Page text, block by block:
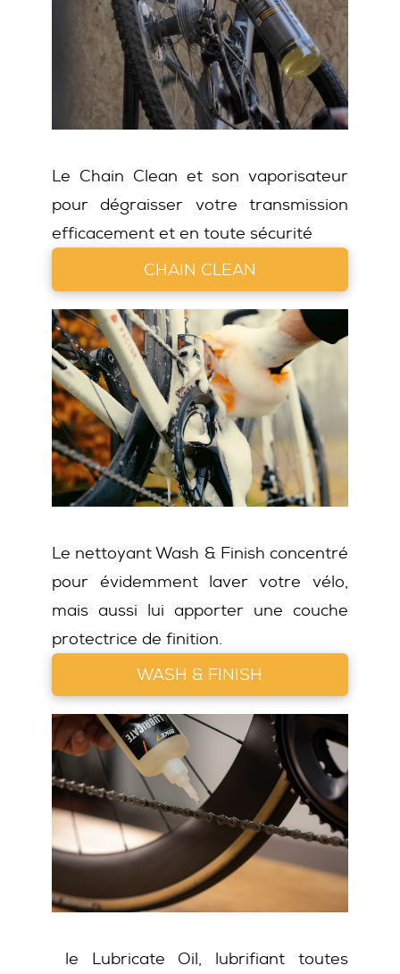
Le Chain Clean et son vaporisateur
pour dégraisser votre transmission
efficacement et en toute sécurité
CHAIN CLEAN
Le nettoyant Wash & Finish concentré
pour évidemment laver votre vélo,
mais aussi lui apporter une couche
protectrice de finition.
WASH & FINISH
le Lubricate Oil, lubrifiant toutes